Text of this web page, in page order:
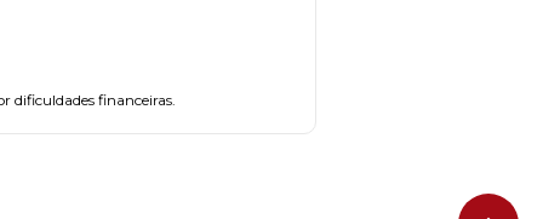
dificuldades financeiras.